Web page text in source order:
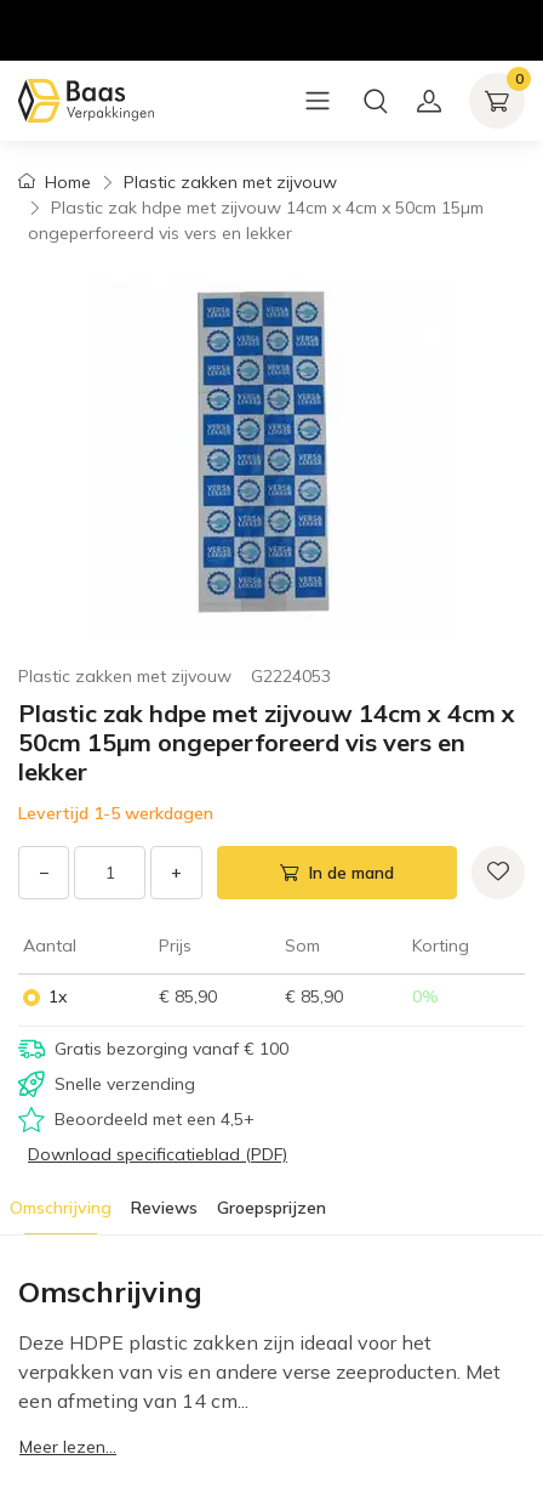
0
Home
Plastic zakken met zijvouw
Plastic zak hdpe met zijvouw 14cm x 4cm x 50cm 15µm
ongeperforeerd vis vers en lekker
Plastic zakken met zijvouw G2224053
Plastic zak hdpe met zijvouw 14cm x 4cm x
50cm 15µm ongeperforeerd vis vers en
lekker
Levertijd 1-5 werkdagen
− + In de mand
Aantal Prijs Som Korting
1x € 85,90 € 85,90 0%
Gratis bezorging vanaf € 100
Snelle verzending
Beoordeeld met een 4,5+
Download specificatieblad (PDF)
Omschrijving Reviews Groepsprijzen
Omschrijving
Deze HDPE plastic zakken zijn ideaal voor het
verpakken van vis en andere verse zeeproducten. Met
een afmeting van 14 cm...
Meer lezen...